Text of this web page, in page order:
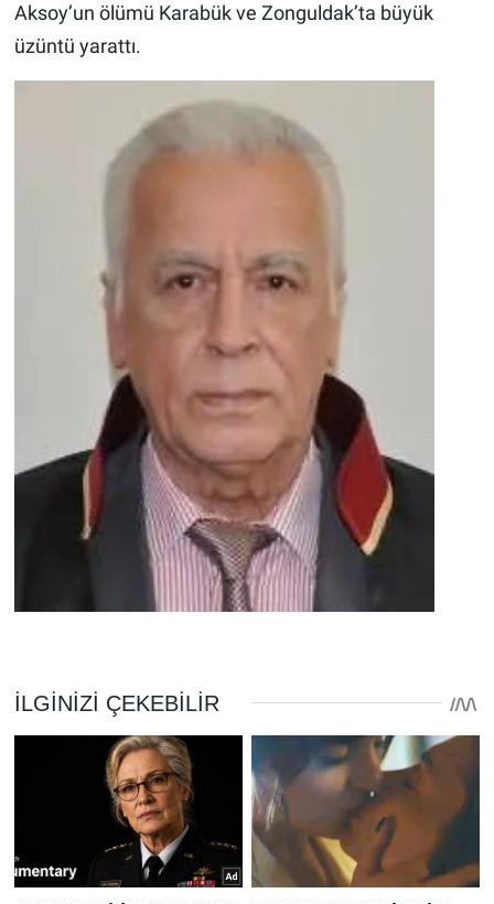
Aksoy’un ölümü Karabük ve Zonguldak’ta büyük
üzüntü yarattı.